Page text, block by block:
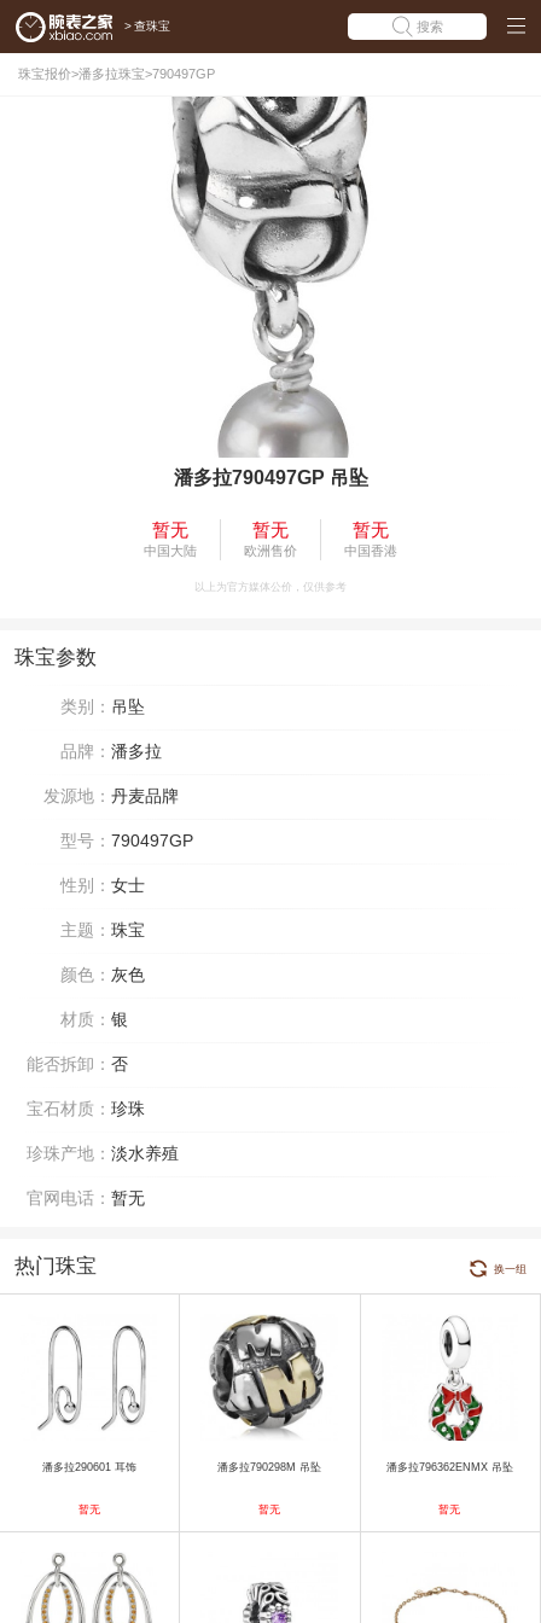
> 查珠宝 搜索
珠宝报价>潘多拉珠宝>790497GP
潘多拉790497GP 吊坠
暂无
中国大陆
暂无
欧洲售价
暂无
中国香港
以上为官方媒体公价，仅供参考
珠宝参数
类别： 吊坠
品牌： 潘多拉
发源地： 丹麦品牌
型号： 790497GP
性别： 女士
主题： 珠宝
颜色： 灰色
材质： 银
能否拆卸： 否
宝石材质： 珍珠
珍珠产地： 淡水养殖
官网电话： 暂无
热门珠宝 换一组
潘多拉290601 耳饰
暂无
潘多拉790298M 吊坠
暂无
潘多拉796362ENMX 吊坠
暂无